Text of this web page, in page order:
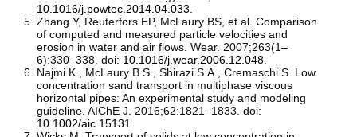
10.1016/j.powtec.2014.04.033
Zhang Y, Reuterfors EP, McLaury BS, et al. Comparison
of computed and measured particle velocities and
erosion in water and air flows. Wear. 2007;263(1–
6):330–338. doi: 10.1016/j.wear.2006.12.048
Najmi K., McLaury B.S., Shirazi S.A., Cremaschi S. Low
concentration sand transport in multiphase viscous
horizontal pipes: An experimental study and modeling
guideline. AIChE J. 2016;62:1821–1833. doi:
10.1002/aic.15131